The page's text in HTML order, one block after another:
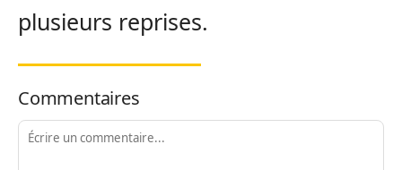
plusieurs reprises.
Commentaires